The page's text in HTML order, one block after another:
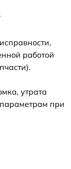
работой
утрата
при